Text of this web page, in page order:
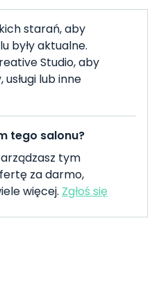
starań, aby
były aktualne.
Studio, aby
lub inne
tego salonu?
tym
za darmo,
więcej. Zgłoś się